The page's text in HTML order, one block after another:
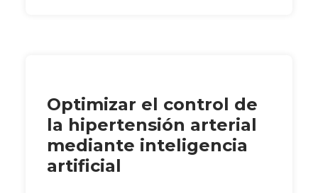
Optimizar el control de
la hipertensión arterial
mediante inteligencia
artificial